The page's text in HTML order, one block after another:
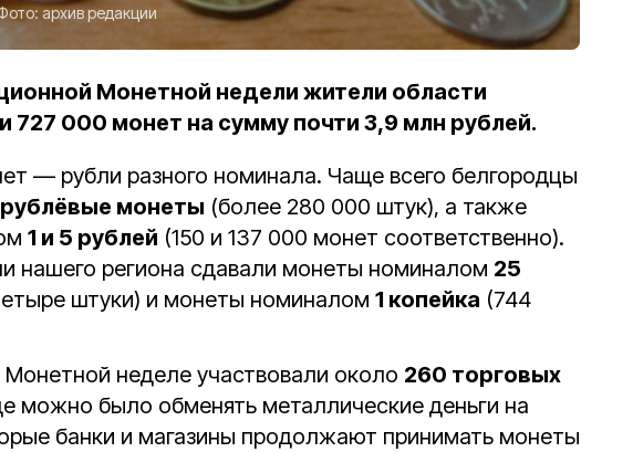
архив редакции
Монетной недели жители области
727 000 монет на сумму почти 3,9 млн рублей.
— рубли разного номинала. Чаще всего белгородцы
монеты (более 280 000 штук), а также
1 и 5 рублей (150 и 137 000 монет соответственно).
нашего региона сдавали монеты номиналом 25
штуки) и монеты номиналом 1 копейка (744
неделе участвовали около 260 торговых
можно было обменять металлические деньги на
банки и магазины продолжают принимать монеты